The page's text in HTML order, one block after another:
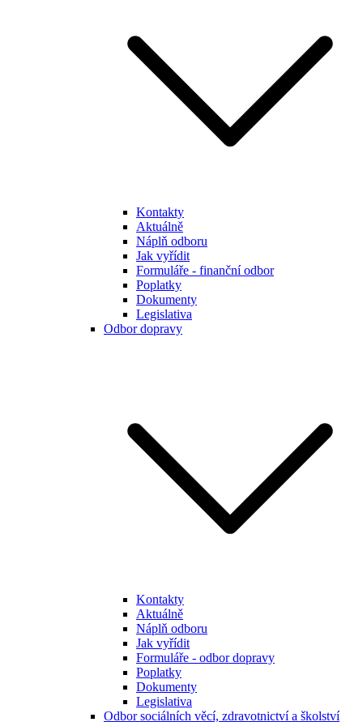
Kontakty
Aktuálně
Náplň odboru
Jak vyřídit
Formuláře - finanční odbor
Poplatky
Dokumenty
Legislativa
Odbor dopravy
Kontakty
Aktuálně
Náplň odboru
Jak vyřídit
Formuláře - odbor dopravy
Poplatky
Dokumenty
Legislativa
Odbor sociálních věcí, zdravotnictví a školství